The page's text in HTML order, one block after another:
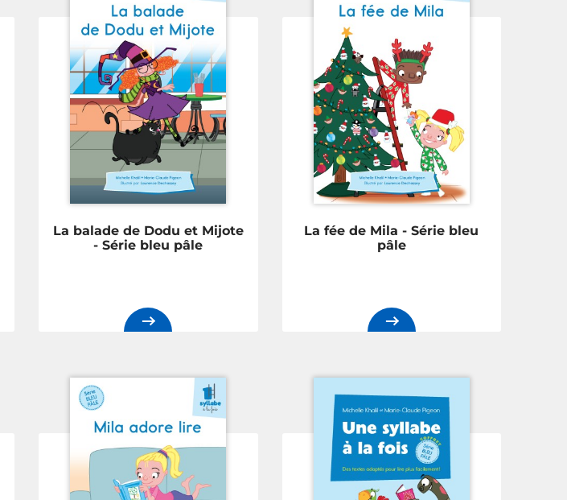
La balade de Dodu et Mijote
- Série bleu pâle
La fée de Mila - Série bleu
pâle